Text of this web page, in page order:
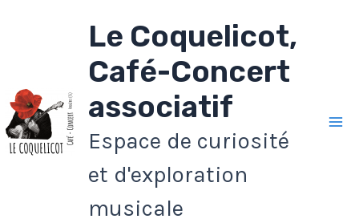
Le Coquelicot,
Café-Concert
associatif
Espace de curiosité
et d'exploration
musicale